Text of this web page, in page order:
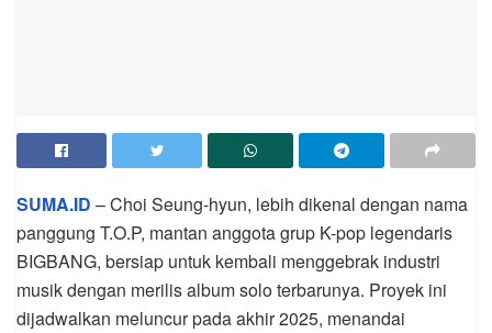
SUMA.ID – Choi Seung-hyun, lebih dikenal dengan nama
panggung T.O.P, mantan anggota grup K-pop legendaris
BIGBANG, bersiap untuk kembali menggebrak industri
musik dengan merilis album solo terbarunya. Proyek ini
dijadwalkan meluncur pada akhir 2025, menandai